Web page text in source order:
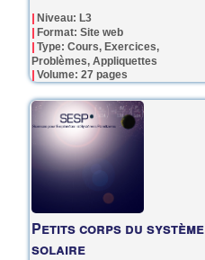
Niveau: L3
Format: Site web
Type: Cours, Exercices,
Problèmes, Appliquettes
Volume: 27 pages
Petits corps du système
solaire